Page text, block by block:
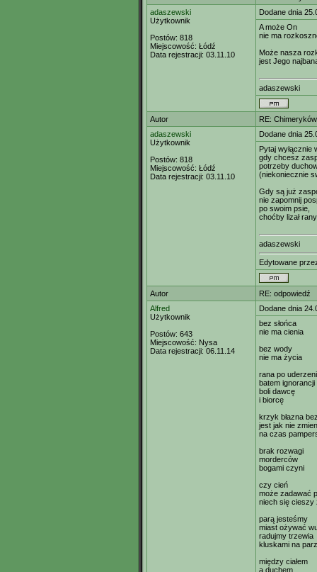
adaszewski
Użytkownik
Postów: 818
Miejscowość: Łódź
Data rejestracji: 03.11.10
Dodane dnia
A może On
nie ma
Może nasza
jest Jego
adaszewski
Autor
RE:
adaszewski
Użytkownik
Postów: 818
Miejscowość: Łódź
Data rejestracji: 03.11.10
Dodane dnia
Pytaj wyłącznie
gdy chcesz
potrzeby
(niekoniecznie
Gdy są już
nie zapomnij
po swoim psie,
choćby lizał
adaszewski
Edytowane
Autor
RE: odpowiedź
Alfred
Użytkownik
Postów: 643
Miejscowość: Nysa
Data rejestracji: 06.11.14
Dodane dnia
bez słońca
nie ma cienia
bez wody
nie ma życia
rana po
batem ignorancji
boli dawcę
i biorcę
krzyk błazna
jest jak nie
na czas
brak rozwagi
morderców
bogami czyni
czy cień
może zadawać
niech się cieszy
parą jesteśmy
miast ożywać
radujmy trzewia
kluskami na
między ciałem
a duchem